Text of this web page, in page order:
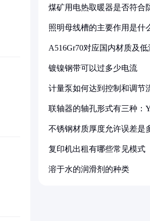
煤矿用电热取暖器是否符合
照明母线槽的主要作用是什
A516Gr70对应国内材质及
镀镍钢带可以过多少电流
计量泵如何达到控制和调节
联轴器的轴孔形式有三种：
不锈钢材质厚度允许误差是
复印机出租有哪些常见模式
溶于水的润滑剂的种类